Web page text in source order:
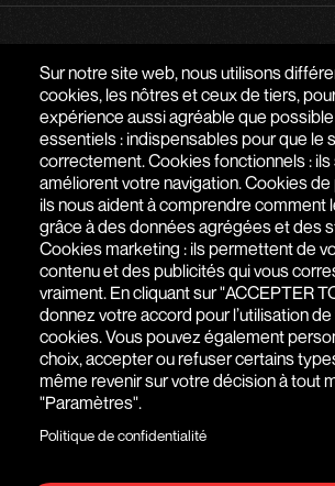
Sur notre site web, nous utilisons
cookies, les nôtres et ceux de tiers,
expérience aussi agréable que
essentiels : indispensables pour que le
correctement. Cookies fonctionnels :
améliorent votre navigation. Cookies
ils nous aident à comprendre comment
grâce à des données agrégées et des
Cookies marketing : ils permettent de
contenu et des publicités qui vous
vraiment. En cliquant sur "ACCEPTER
donnez votre accord pour l’utilisation
cookies. Vous pouvez également
choix, accepter ou refuser certains
même revenir sur votre décision à tout
"Paramètres".
Politique de confidentialité
AGENCE WEB À PARIS - SAIGON
51 RUE DE SEINE,75006 PARIS,ÎLE-DE-FRANCE,
+(33) 1 76 77 27 61